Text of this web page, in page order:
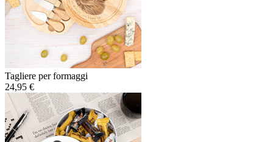
Tagliere per formaggi
24,95 €